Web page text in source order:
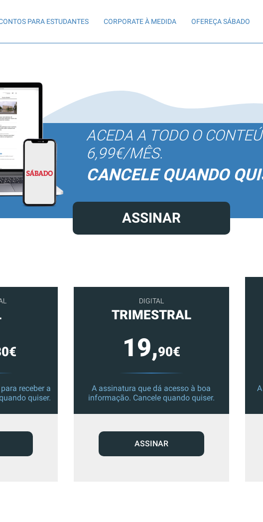
PARA ESTUDANTES CORPORATE À MEDIDA OFEREÇA SÁBADO
ACEDA A TODO O
6,99€/MÊS.
CANCELE QUANDO
ASSINAR
receber a
quiser.
DIGITAL
TRIMESTRAL
19,90€
A assinatura que dá acesso à boa
informação. Cancele quando quiser.
ASSINAR